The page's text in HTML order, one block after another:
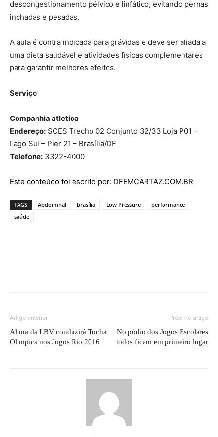
descongestionamento pélvico e linfático, evitando pernas
inchadas e pesadas.
A aula é contra indicada para grávidas e deve ser aliada a
uma dieta saudável e atividades físicas complementares
para garantir melhores efeitos.
Serviço
Companhia atletica
Endereço: SCES Trecho 02 Conjunto 32/33 Loja P01 –
Lago Sul – Pier 21 – Brasília/DF
Telefone: 3322-4000
Este conteúdo foi escrito por: DFEMCARTAZ.COM.BR
TAGS Abdominal brasília Low Pressure
performance
saúde
Artigo anterior
Aluna da LBV conduzirá Tocha
Olímpica nos Jogos Rio 2016
Próximo artigo
No pódio dos Jogos Escolares
todos ficam em primeiro lugar